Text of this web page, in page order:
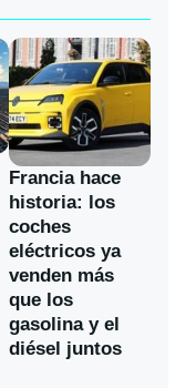
Francia hace
historia: los
coches
eléctricos ya
venden más
que los
gasolina y el
diésel juntos